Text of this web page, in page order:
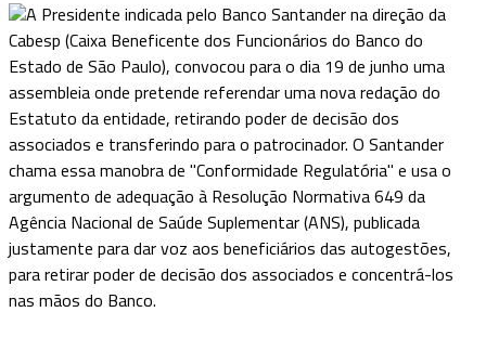
A Presidente indicada pelo Banco Santander na direção da
Cabesp (Caixa Beneficente dos Funcionários do Banco do
Estado de São Paulo), convocou para o dia 19 de junho uma
assembleia onde pretende referendar uma nova redação do
Estatuto da entidade, retirando poder de decisão dos
associados e transferindo para o patrocinador. O Santander
chama essa manobra de "Conformidade Regulatória" e usa o
argumento de adequação à Resolução Normativa 649 da
Agência Nacional de Saúde Suplementar (ANS), publicada
justamente para dar voz aos beneficiários das autogestões,
para retirar poder de decisão dos associados e concentrá-los
nas mãos do Banco.